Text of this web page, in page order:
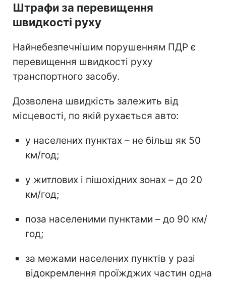
Штрафи за перевищення
швидкості руху
Найнебезпечнішим порушенням ПДР є
перевищення швидкості руху
транспортного засобу.
Дозволена швидкість залежить від
місцевості, по якій рухається авто:
у населених пунктах – не більш як 50
км/год;
у житлових і пішохідних зонах – до 20
км/год;
поза населеними пунктами – до 90 км/
год;
за межами населених пунктів у разі
відокремлення проїжджих частин одна